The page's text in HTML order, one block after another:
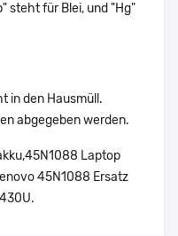
steht für Blei, und "Hg"
in den Hausmüll.
abgegeben werden.
Laptop
45N1088 Ersatz